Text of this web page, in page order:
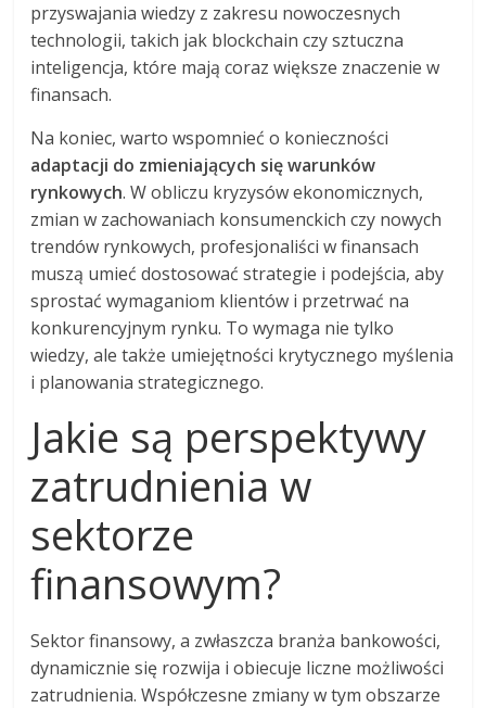
przyswajania wiedzy z zakresu nowoczesnych
technologii, takich jak blockchain czy sztuczna
inteligencja, które mają coraz większe znaczenie w
finansach.
Na koniec, warto wspomnieć o konieczności
adaptacji do zmieniających się warunków
rynkowych. W obliczu kryzysów ekonomicznych,
zmian w zachowaniach konsumenckich czy nowych
trendów rynkowych, profesjonaliści w finansach
muszą umieć dostosować strategie i podejścia, aby
sprostać wymaganiom klientów i przetrwać na
konkurencyjnym rynku. To wymaga nie tylko
wiedzy, ale także umiejętności krytycznego myślenia
i planowania strategicznego.
Jakie są perspektywy
zatrudnienia w
sektorze
finansowym?
Sektor finansowy, a zwłaszcza branża bankowości,
dynamicznie się rozwija i obiecuje liczne możliwości
zatrudnienia. Współczesne zmiany w tym obszarze